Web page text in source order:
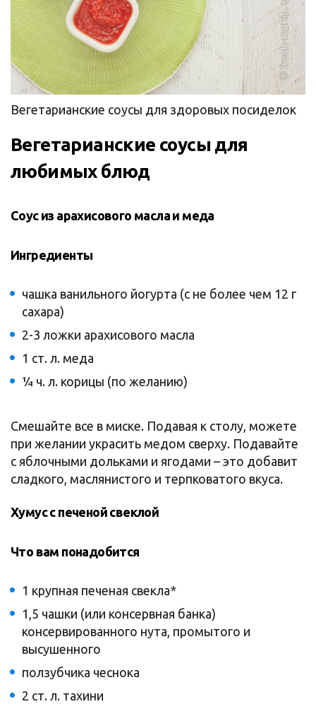
Вегетарианские соусы для здоровых посиделок
Вегетарианские соусы для
любимых блюд
Соус из арахисового масла и меда
Ингредиенты
чашка ванильного йогурта (с не более чем 12 г
сахара)
2-3 ложки арахисового масла
1 ст. л. меда
¼ ч. л. корицы (по желанию)
Смешайте все в миске. Подавая к столу, можете
при желании украсить медом сверху. Подавайте
с яблочными дольками и ягодами – это добавит
сладкого, маслянистого и терпковатого вкуса.
Хумус с печеной свеклой
Что вам понадобится
1 крупная печеная свекла*
1,5 чашки (или консервная банка)
консервированного нута, промытого и
высушенного
ползубчика чеснока
2 ст. л. тахини